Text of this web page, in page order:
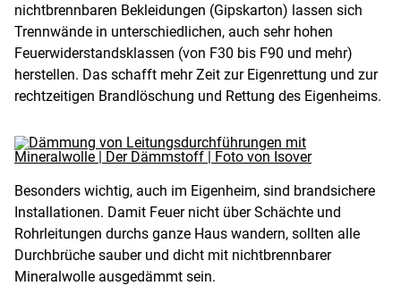
nichtbrennbaren Bekleidungen (Gipskarton) lassen sich
Trennwände in unterschiedlichen, auch sehr hohen
Feuerwiderstandsklassen (von F30 bis F90 und mehr)
herstellen. Das schafft mehr Zeit zur Eigenrettung und zur
rechtzeitigen Brandlöschung und Rettung des Eigenheims.
Besonders wichtig, auch im Eigenheim, sind brandsichere
Installationen. Damit Feuer nicht über Schächte und
Rohrleitungen durchs ganze Haus wandern, sollten alle
Durchbrüche sauber und dicht mit nichtbrennbarer
Mineralwolle ausgedämmt sein.